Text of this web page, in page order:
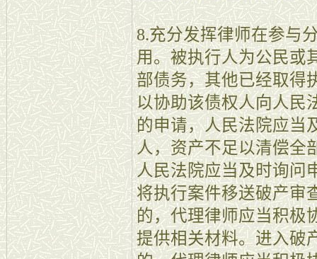
8.充分发挥律师在参与
用。被执行人为公民或
部债务，其他已经取得
以协助该债权人向人民
的申请，人民法院应当
人，资产不足以清偿全
人民法院应当及时询问
将执行案件移送破产审
的，代理律师应当积极
提供相关材料。进入破